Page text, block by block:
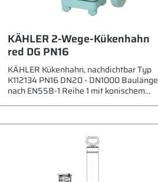
KÄHLER 2-Wege-Kükenhahn
red DG PN16
KÄHLER Kükenhahn, nachdichtbar Typ
K112134 PN16 DN20 - DN1000 Baulänge
nach EN558-1 Reihe 1 mit konischem
Gehäuse Stahlguß EN 1.0619 (ASTM
A216 WCB) Küken Edelstahl EN 1.4006
(ASTM A217 CA15) vernickelt Spindel EN
1.4006 (ASTM A182 F6a) vernickelt
bis 160°C Betätigung via Handhebel